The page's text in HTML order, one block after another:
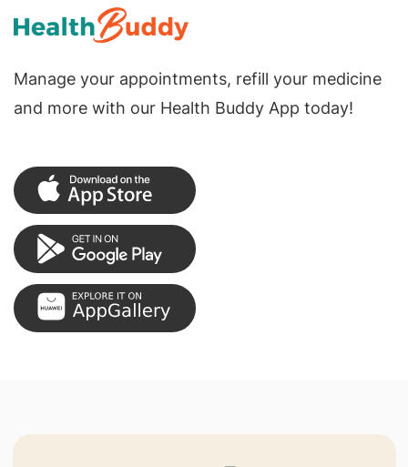
Manage your appointments, refill your medicine
and more with our Health Buddy App today!